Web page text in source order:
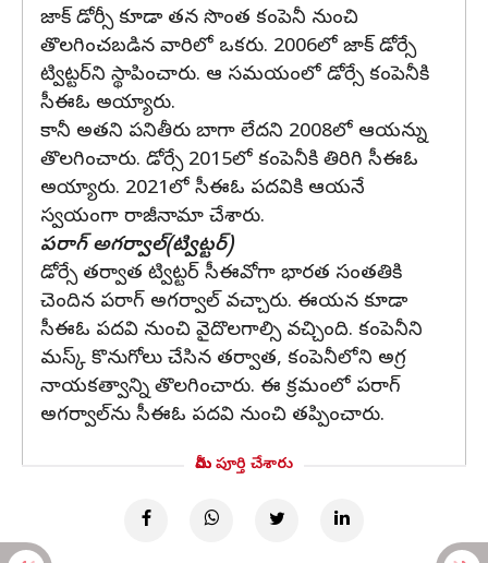
జాక్ డోర్సీ కూడా తన సొంత కంపెనీ నుంచి
తొలగించబడిన వారిలో ఒకరు. 2006లో జాక్ డోర్సే
ట్విట్టర్‌ని స్థాపించారు. ఆ సమయంలో డోర్సే కంపెనీకి
సీఈఓ అయ్యారు.
కానీ అతని పనితీరు బాగా లేదని 2008లో ఆయన్ను
తొలగించారు. డోర్సే 2015లో కంపెనీకి తిరిగి సీఈఓ
అయ్యారు. 2021లో సీఈఓ పదవికి ఆయనే
స్వయంగా రాజీనామా చేశారు.
పరాగ్ అగర్వాల్(ట్విట్టర్)
డోర్సే తర్వాత ట్విట్టర్ సీఈవోగా భారత సంతతికి
చెందిన పరాగ్ అగర్వాల్ వచ్చారు. ఈయన కూడా
సీఈఓ పదవి నుంచి వైదొలగాల్సి వచ్చింది. కంపెనీని
మస్క్ కొనుగోలు చేసిన తర్వాత, కంపెనీలోని అగ్ర
నాయకత్వాన్ని తొలగించారు. ఈ క్రమంలో పరాగ్
అగర్వాల్‌ను సీఈఓ పదవి నుంచి తప్పించారు.
మీరు పూర్తి చేశారు